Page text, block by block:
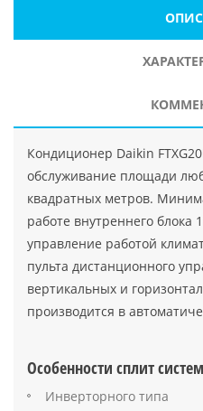
Кондиционер Daikin
обслуживание площади
квадратных метров.
работе внутреннего
управление работой
пульта дистанционного
вертикальных и
производится в
Особенности сплит
Инверторного типа